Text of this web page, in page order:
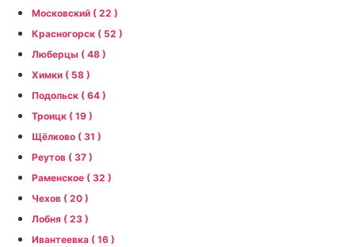
Московский ( 22 )
Красногорск ( 52 )
Люберцы ( 48 )
Химки ( 58 )
Подольск ( 64 )
Троицк ( 19 )
Щёлково ( 31 )
Реутов ( 37 )
Раменское ( 32 )
Чехов ( 20 )
Лобня ( 23 )
Ивантеевка ( 16 )